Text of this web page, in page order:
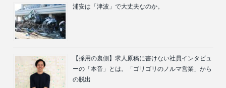
浦安は「津波」で大丈夫なのか。
【採用の裏側】求人原稿に書けない社員インタビュ
ーの「本音」とは。「ゴリゴリのノルマ営業」から
の脱出